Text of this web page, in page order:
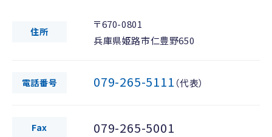
住所
〒670-0801
兵庫県姫路市仁豊野650
電話番号 079-265-5111 （代表）
Fax 079-265-5001